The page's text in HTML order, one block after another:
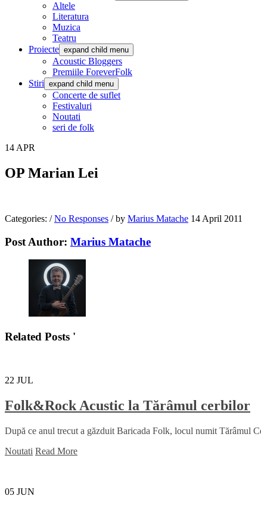
Altele
Literatura
Muzica
Teatru
Proiecte expand child menu
Acoustic Bloggers
Premiile ForeverFolk
Stiri expand child menu
Concerte de suflet
Festivaluri
Noutati
seri de folk
14 APR
OP Marian Lei
Categories: / No Responses /by Marius Matache 14 April 2011
Post Author: Marius Matache
Related Posts '
22 JUL
Folk&Rock Acustic la Tărâmul cerbilor
După ce anul trecut a găzduit Baricada Folk, locul numit Tărâmul
Noutati Read More
05 JUN